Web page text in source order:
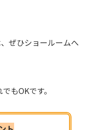
ぜひショールームへ
でもOKです。